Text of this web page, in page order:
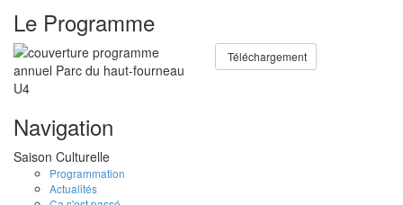
Le Programme
Téléchargement
Navigation
Saison Culturelle
Programmation
Actualités